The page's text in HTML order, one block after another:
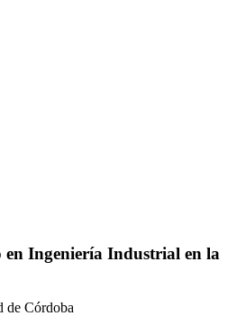
Ingeniería Industrial en la
de Córdoba